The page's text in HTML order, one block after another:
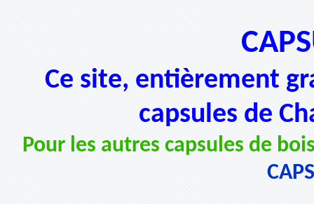
Ce site, entièrement
capsules de
Pour les autres capsules de